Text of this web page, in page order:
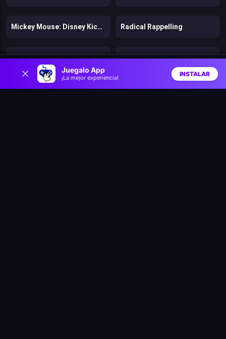
Juegalo App
¡La mejor experiencia!
INSTALAR
Mickey Mouse: Disney Kickoff Radical Rappelling
Gumball go Long Volley Beans
Stunt Rider Minitoss